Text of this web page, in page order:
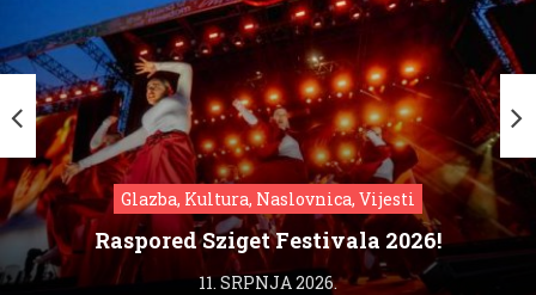
Glazba, Kultura, Naslovnica, Vijesti
Raspored Sziget Festivala 2026!
11. SRPNJA 2026.